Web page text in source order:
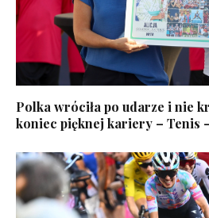
Polka wróciła po udarze i nie
koniec pięknej kariery – Tenis